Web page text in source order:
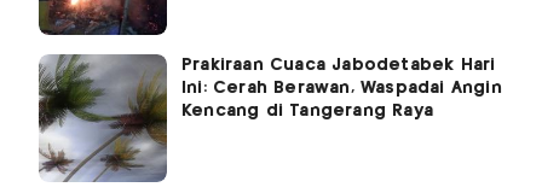
Prakiraan Cuaca Jabodetabek Hari
Ini: Cerah Berawan, Waspadai Angin
Kencang di Tangerang Raya